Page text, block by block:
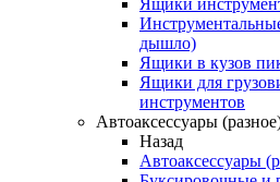
Ящики
дышло)
Ящики в кузов
Ящики для
инструментов
Автоаксессуары
Назад
Автоаксессуары